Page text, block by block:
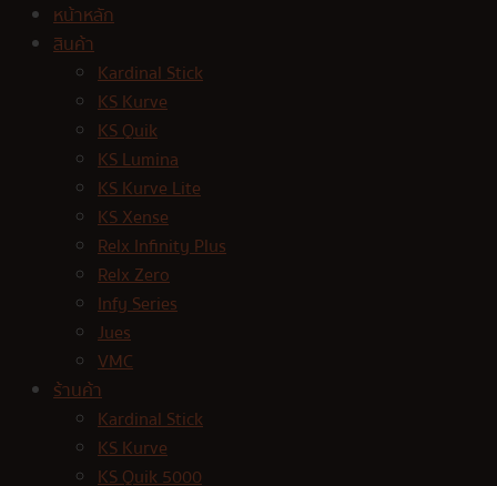
หน้าหลัก
สินค้า
Kardinal Stick
KS Kurve
KS Quik
KS Lumina
KS Kurve Lite
KS Xense
Relx Infinity Plus
Relx Zero
Infy Series
Jues
VMC
ร้านค้า
Kardinal Stick
KS Kurve
KS Quik 5000